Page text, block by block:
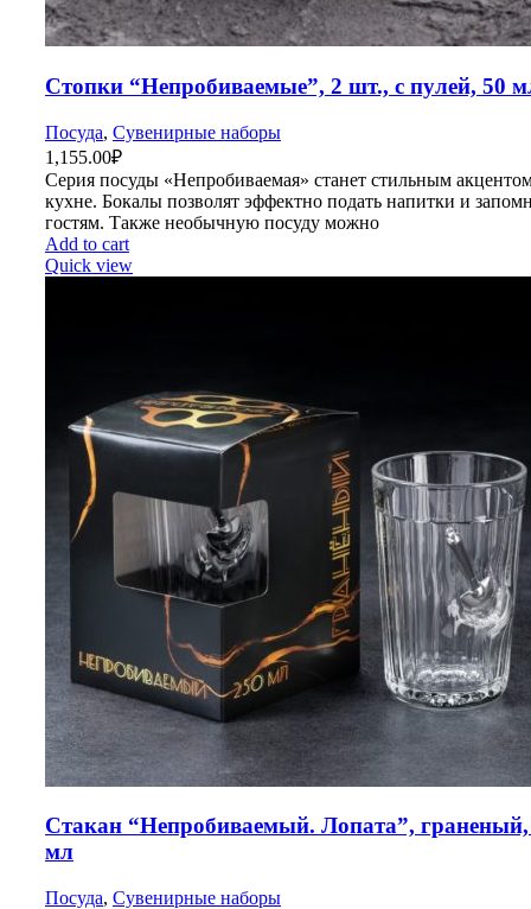
Стопки “Непробиваемые”, 2 шт., с пулей, 50
Посуда, Сувенирные наборы
1,155.00₽
Серия посуды «Непробиваемая» станет стильным
кухне. Бокалы позволят эффектно подать напитки и
гостям. Также необычную посуду можно
Add to cart
Quick view
Стакан “Непробиваемый. Лопата”, граненый,
мл
Посуда, Сувенирные наборы